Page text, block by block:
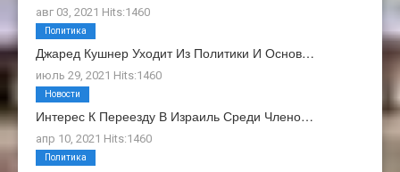
авг 03, 2021 Hits:1460
Джаред Кушнер Уходит Из Политики И Основ…
июль 29, 2021 Hits:1460
Политика
Интерес К Переезду В Израиль Среди Члено…
апр 10, 2021 Hits:1460
Новости
Политика